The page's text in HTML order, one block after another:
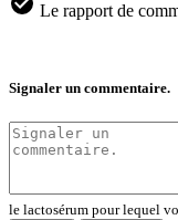
Le rapport de
Signaler un commentaire.
le lactosérum pour lequel